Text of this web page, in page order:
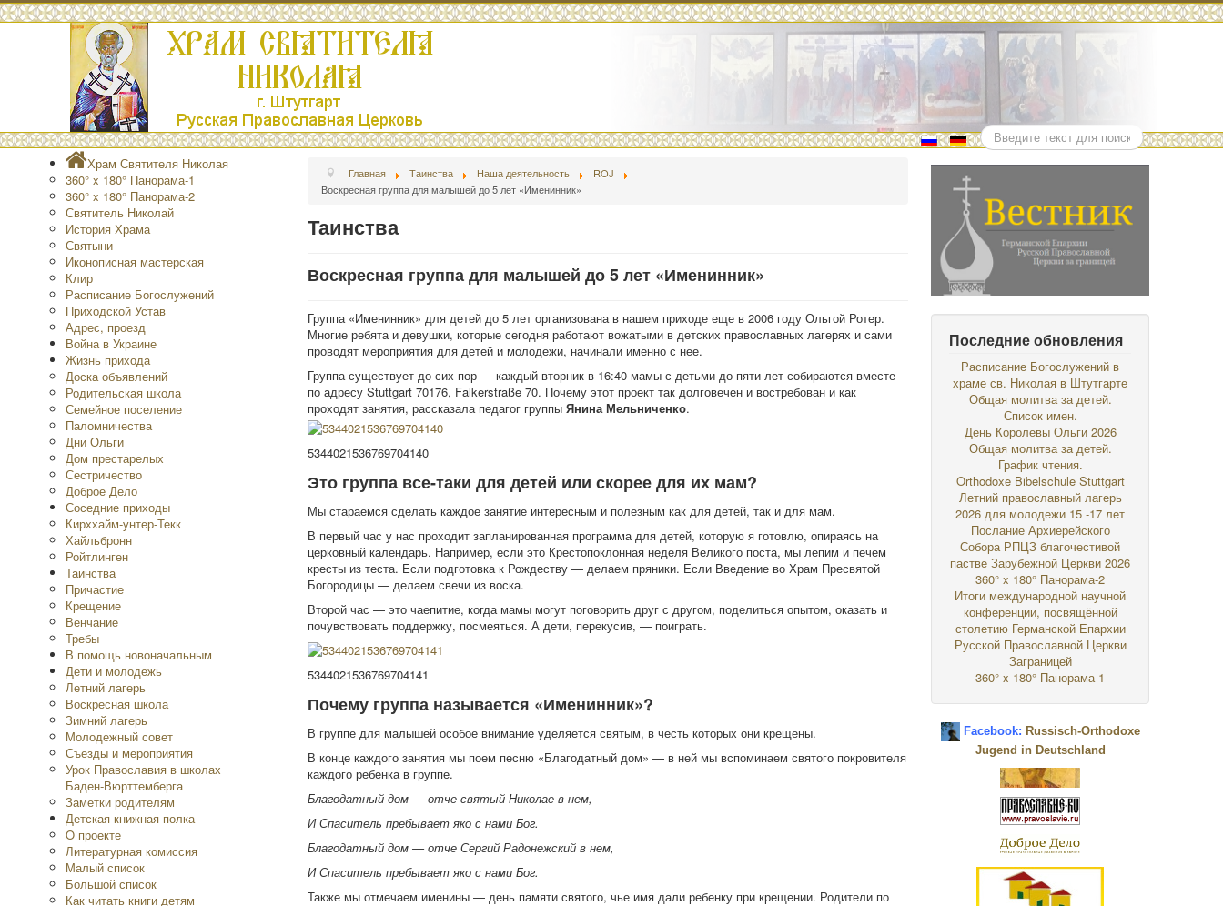
Поиск
Храм Святителя Николая
360° x 180° Панорама-1
360° x 180° Панорама-2
Святитель Николай
История Храма
Святыни
Иконописная мастерская
Клир
Расписание Богослужений
Приходской Устав
Адрес, проезд
Война в Украине
Жизнь прихода
Доска объявлений
Родительская школа
Семейное поселение
Паломничества
Дни Ольги
Дом престарелых
Сестричество
Доброе Дело
Соседние приходы
Кирххайм-унтер-Текк
Хайльбронн
Ройтлинген
Таинства
Причастие
Крещение
Венчание
Требы
В помощь новоначальным
Дети и молодежь
Летний лагерь
Воскресная школа
Зимний лагерь
Молодежный совет
Съезды и мероприятия
Урок Православия в школах
Баден-Вюрттемберга
Заметки родителям
Детская книжная полка
O проекте
Литературная комиссия
Малый список
Большой список
Как читать книги детям
Главная Таинства Наша деятельность
ROJ
Воскресная группа для малышей до 5 лет «Именинник»
Таинства
Воскресная группа для малышей до 5 лет «Именинник»
Группа «Именинник» для детей до 5 лет организована в нашем приходе еще в 2006 году Ольгой Ротер.
Многие ребята и девушки, которые сегодня работают вожатыми в детских православных лагерях и сами
проводят мероприятия для детей и молодежи, начинали именно с нее.
Группа существует до сих пор — каждый вторник в 16:40 мамы с детьми до пяти лет собираются вместе
по адресу Stuttgart 70176, Falkerstraße 70. Почему этот проект так долговечен и востребован и как
проходят занятия, рассказала педагог группы Янина Мельниченко.
5344021536769704140
Это группа все-таки для детей или скорее для их мам?
Мы стараемся сделать каждое занятие интересным и полезным как для детей, так и для мам.
В первый час у нас проходит запланированная программа для детей, которую я готовлю, опираясь на
церковный календарь. Например, если это Крестопоклонная неделя Великого поста, мы лепим и печем
кресты из теста. Если подготовка к Рождеству — делаем пряники. Если Введение во Храм Пресвятой
Богородицы — делаем свечи из воска.
Второй час — это чаепитие, когда мамы могут поговорить друг с другом, поделиться опытом, оказать и
почувствовать поддержку, посмеяться. А дети, перекусив, — поиграть.
5344021536769704141
Почему группа называется «Именинник»?
В группе для малышей особое внимание уделяется святым, в честь которых они крещены.
В конце каждого занятия мы поем песню «Благодатный дом» — в ней мы вспоминаем святого покровителя
каждого ребенка в группе.
Благодатный дом — отче святый Николае в нем,
И Спаситель пребывает яко с нами Бог.
Благодатный дом — отче Сергий Радонежский в нем,
И Спаситель пребывает яко с нами Бог.
Также мы отмечаем именины — день памяти святого, чье имя дали ребенку при крещении. Родители по
Последние обновления
Расписание Богослужений в
храме св. Николая в Штутгарте
Общая молитва за детей.
Список имен.
День Королевы Ольги 2026
Общая молитва за детей.
График чтения.
Orthodoxe Bibelschule Stuttgart
Летний православный лагерь
2026 для молодежи 15 -17 лет
Послание Архиерейского
Собора РПЦЗ благочестивой
пастве Зарубежной Церкви 2026
360° x 180° Панорама-2
Итоги международной научной
конференции, посвящённой
столетию Германской Епархии
Русской Православной Церкви
Заграницей
360° x 180° Панорама-1
Facebook: Russisch-Orthodoxe
Jugend in Deutschland